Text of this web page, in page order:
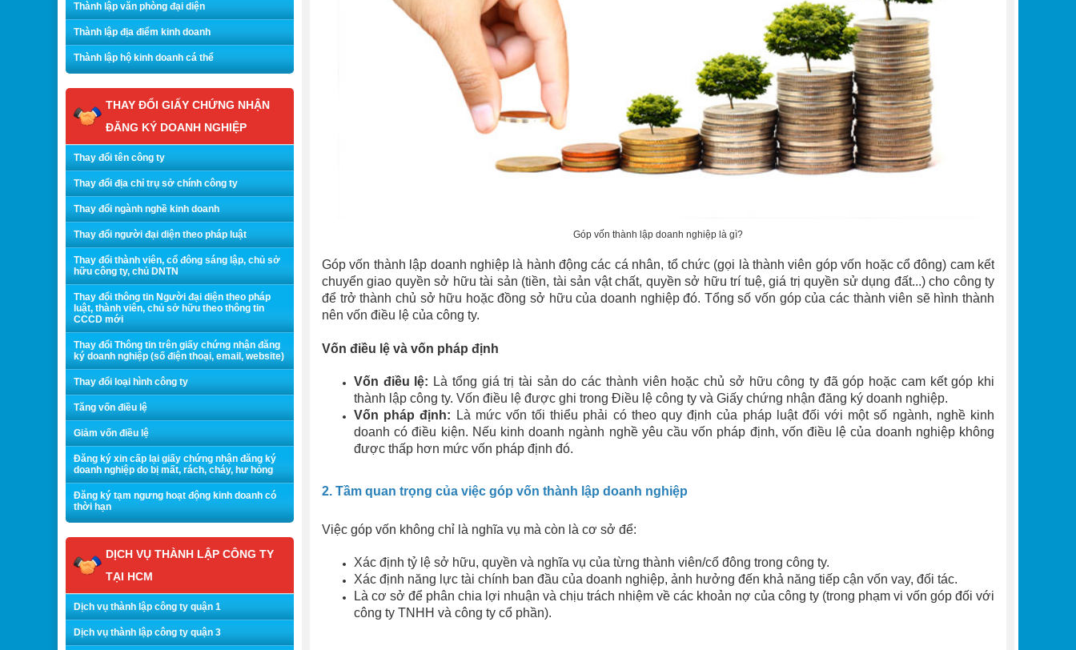
Góp vốn thành lập doanh nghiệp là gì?
Góp vốn thành lập doanh nghiệp là hành động các cá nhân, tổ chức (gọi là thành viên góp vốn hoặc cổ đông) cam kết
chuyển giao quyền sở hữu tài sản (tiền, tài sản vật chất, quyền sở hữu trí tuệ, giá trị quyền sử dụng đất...) cho công ty
để trở thành chủ sở hữu hoặc đồng sở hữu của doanh nghiệp đó. Tổng số vốn góp của các thành viên sẽ hình thành
nên vốn điều lệ của công ty.
Vốn điều lệ và vốn pháp định
Vốn điều lệ: Là tổng giá trị tài sản do các thành viên hoặc chủ sở hữu công ty đã góp hoặc cam kết góp khi
thành lập công ty. Vốn điều lệ được ghi trong Điều lệ công ty và Giấy chứng nhận đăng ký doanh nghiệp.
Vốn pháp định:
Là mức vốn tối thiểu phải có theo quy định của pháp luật đối với một số ngành, nghề kinh
doanh có điều kiện. Nếu kinh doanh ngành nghề yêu cầu vốn pháp định, vốn điều lệ của doanh nghiệp không
được thấp hơn mức vốn pháp định đó.
2. Tầm quan trọng của việc góp vốn thành lập doanh nghiệp
Việc góp vốn không chỉ là nghĩa vụ mà còn là cơ sở để:
Xác định tỷ lệ sở hữu, quyền và nghĩa vụ của từng thành viên/cổ đông trong công ty.
Xác định năng lực tài chính ban đầu của doanh nghiệp, ảnh hưởng đến khả năng tiếp cận vốn vay, đối tác.
Là cơ sở để phân chia lợi nhuận và chịu trách nhiệm về các khoản nợ của công ty (trong phạm vi vốn góp đối với
công ty TNHH và công ty cổ phần).
Thành lập văn phòng đại diện
Thành lập địa điểm kinh doanh
Thành lập hộ kinh doanh cá thể
THAY ĐỔI GIẤY CHỨNG NHẬN
ĐĂNG KÝ DOANH NGHIỆP
Thay đổi tên công ty
Thay đổi địa chỉ trụ sở chính công ty
Thay đổi ngành nghề kinh doanh
Thay đổi người đại diện theo pháp luật
Thay đổi thành viên, cổ đông sáng lập, chủ sở
hữu công ty, chủ DNTN
Thay đổi thông tin Người đại diện theo pháp
luật, thành viên, chủ sở hữu theo thông tin
CCCD mới
Thay đổi Thông tin trên giấy chứng nhận đăng
ký doanh nghiệp (số điện thoại, email, website)
Thay đổi loại hình công ty
Tăng vốn điều lệ
Giảm vốn điều lệ
Đăng ký xin cấp lại giấy chứng nhận đăng ký
doanh nghiệp do bị mất, rách, cháy, hư hỏng
Đăng ký tạm ngưng hoạt động kinh doanh có
thời hạn
DỊCH VỤ THÀNH LẬP CÔNG TY
TẠI HCM
Dịch vụ thành lập công ty quận 1
Dịch vụ thành lập công ty quận 3